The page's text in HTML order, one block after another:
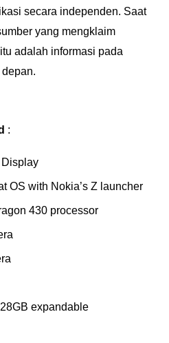
secara independen. Saat
yang mengklaim
adalah informasi pada
:
OS with Nokia’s Z launcher
430 processor
expandable